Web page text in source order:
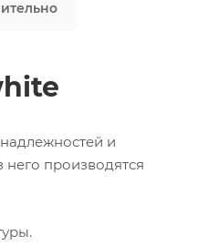
и
него производятся